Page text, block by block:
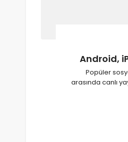
Android,
Popüler
arasında canlı